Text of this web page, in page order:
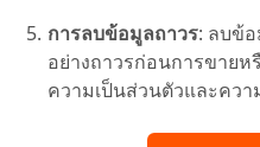
การลบข้อมูลถาวร: ลบข้
อย่างถาวรก่อนการขายห
ความเป็นส่วนตัวและคว